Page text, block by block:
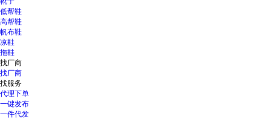
低帮鞋
高帮鞋
帆布鞋
凉鞋
拖鞋
找厂商
找厂商
找服务
代理下单
一键发布
一件代发